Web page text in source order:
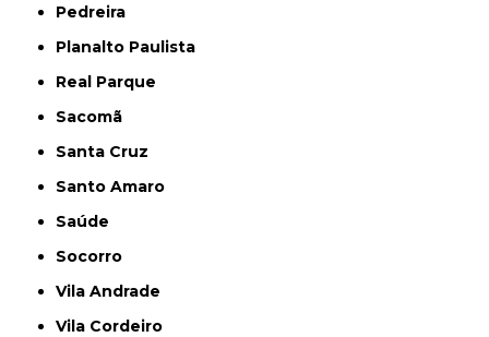
Pedreira
Planalto Paulista
Real Parque
Sacomã
Santa Cruz
Santo Amaro
Saúde
Socorro
Vila Andrade
Vila Cordeiro